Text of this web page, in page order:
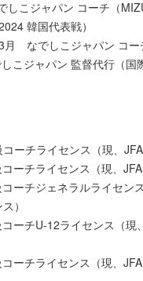
こジャパン コーチ（
韓国代表戦）
月 なでしこジャパン コー
こジャパン 監督代行（国
ーチライセンス（現、JFA
ーチライセンス（現、JFA
ーチジェネラルライセン
）
ーチU-12ライセンス（現
ーチライセンス（現、JFA